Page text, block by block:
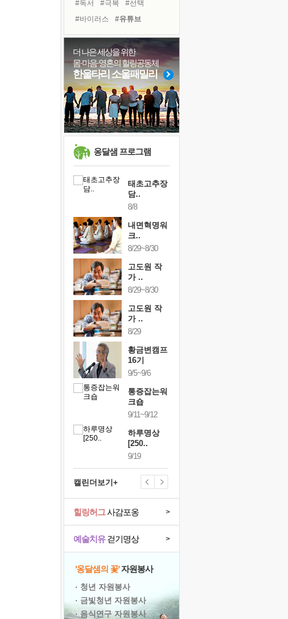
졸업식 사진을 보며
아픈 아버지를 위한 공간 설계
극심한 변비, 어깨결림, 수면 장애
슬럼프
보고 싶은 어머니
유년 시절의 부산 영도 바다
못된 꼰대들
희망이란
'모른다'는 것
#독서
#극복
#선택
#바이러스
#유튜브
#아이들
#다짐
#나눔
#위기
#친구
#면역력
#삶
#희망 #힐링
#도움
#비전캠프
#사람
#독서캠프
더 나은 세상을 위한
몸·마음·영혼의 힐링공동체
한울타리 소울패밀리
옹달샘 프로그램
태초고추장
담..
8/8
내면혁명워
크..
8/29~8/30
고도원 작
가 ..
8/29~8/30
고도원 작
가 ..
8/29
황금변캠프
16기
9/5~9/6
통증잡는워
크숍
9/11~9/12
하루명상
[250..
9/19
캘린더보기+
예술치유걷기명상 >
힐링허그사감포옹 >
'옹달샘의 꽃'자원봉사
· 청년 자원봉사
· 금빛청년 자원봉사
· 음식연구 자원봉사